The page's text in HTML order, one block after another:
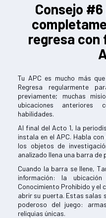
Consejo
regresa con
Tu APC es mucho más
Regresa regularmente
previamente; muchas
ubicaciones anteriores
habilidades.
Al final del Acto 1, la
instala en el APC. Habla
los objetos de
analizado llena una barra de
Cuando la barra se llene,
información: la
Conocimiento Prohibido y el
abrir su puerta. Estas salas
poderoso del juego:
reliquias únicas.